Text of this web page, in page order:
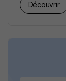
Découvrir